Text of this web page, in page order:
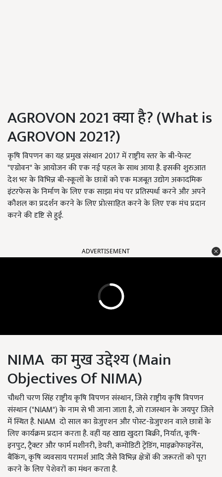
AGROVON 2021 क्या है? (What is
AGROVON 2021?)
कृषि विपणन का यह प्रमुख संस्थान 2017 में राष्ट्रीय स्तर के बी-फेस्ट
"एग्रोवन" के आयोजन की एक नई पहल के साथ आया है. इसकी शुरुआत
देश भर के विभिन्न बी-स्कूलों के छात्रों को एक मजबूत उद्योग अकादमिक
इंटरफेस के निर्माण के लिए एक साझा मंच पर प्रतिस्पर्धा करने और अपने
कौशल का प्रदर्शन करने के लिए प्रोत्साहित करने के लिए एक मंच प्रदान
करने की दृष्टि से हुई.
ADVERTISEMENT
NIMA का मुख उद्देश्य (Main
Objectives Of NIMA)
चौधरी चरण सिंह राष्ट्रीय कृषि विपणन संस्थान, जिसे राष्ट्रीय कृषि विपणन
संस्थान ("NIAM") के नाम से भी जाना जाता है, जो राजस्थान के जयपुर जिले
में स्थित है. NIAM दो साल का ग्रेजुएशन और पोस्ट-ग्रेजुएशन वाले छात्रों के
लिए कार्यक्रम प्रदान करता है. वहीं यह खाद्य खुदरा बिक्री, निर्यात, कृषि-
इनपुट, ट्रैक्टर और फार्म मशीनरी, डेयरी, कमोडिटी ट्रेडिंग, माइक्रोफाइनेंस,
बैंकिंग, कृषि व्यवसाय परामर्श आदि जैसे विभिन्न क्षेत्रों की जरूरतों को पूरा
करने के लिए पेशेवरों का मंथन करता है.